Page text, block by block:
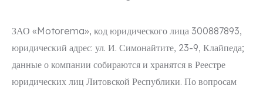
ЗАО «Motorema», код юридического лица 300887893,
юридический адрес: ул. И. Симонайтите, 23-9, Клайпеда;
данные о компании собираются и хранятся в Реестре
юридических лиц Литовской Республики. По вопросам